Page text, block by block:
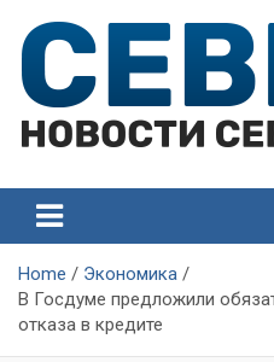
content
Севастополя
Севастополя
Home
Экономика
В Госдуме предложили
отказа в кредите